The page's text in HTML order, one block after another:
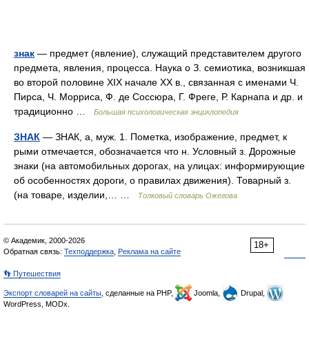
знак — предмет (явление), служащий представителем другого
предмета, явления, процесса. Наука о З. семиотика, возникшая
во второй половине XIX начале ХХ в., связанная с именами Ч.
Пирса, Ч. Морриса, Ф. де Соссюра, Г. Фреге, Р. Карнапа и др. и
традиционно …
Большая психологическая энциклопедия
ЗНАК — ЗНАК, а, муж. 1. Пометка, изображение, предмет, к
рыми отмечается, обозначается что н. Условный з. Дорожные
знаки (на автомобильных дорогах, на улицах: информирующие
об особенностях дороги, о правилах движения). Товарный з.
(на товаре, изделии,… …
Толковый словарь Ожегова
18+
© Академик, 2000-2026
Обратная связь: Техподдержка Реклама на сайте
👣 Путешествия
Экспорт словарей на сайты , сделанные на PHP, Joomla,
Drupal,
WordPress, MODx.